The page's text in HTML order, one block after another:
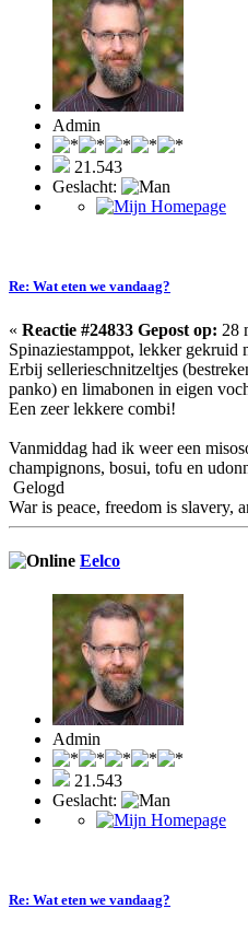
Admin
21.543
Geslacht:
Re: Wat eten we vandaag?
« Reactie #24833 Gepost op: 28
Spinaziestamppot, lekker gekruid
Erbij sellerieschnitzeltjes
panko) en limabonen in eigen
Een zeer lekkere combi!
Vanmiddag had ik weer een
champignons, bosui, tofu en
Gelogd
War is peace, freedom is slavery,
Eelco
Admin
21.543
Geslacht:
Re: Wat eten we vandaag?